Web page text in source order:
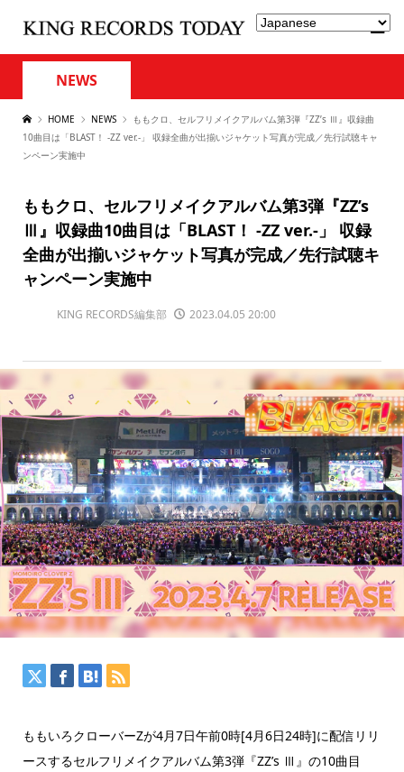
NEWS
HOME NEWS
ももクロ、セルフリメイクアルバム第3弾『ZZ’s Ⅲ』収録曲
10曲目は「BLAST！ -ZZ ver.-」 収録全曲が出揃いジャケット写真が完成／先行試聴キャ
ンペーン実施中
ももクロ、セルフリメイクアルバム第3弾『ZZ’s
Ⅲ』収録曲10曲目は「BLAST！ -ZZ ver.-」 収録
全曲が出揃いジャケット写真が完成／先行試聴キ
ャンペーン実施中
KING RECORDS編集部 2023.04.05 20:00
ももいろクローバーZが4月7日午前0時[4月6日24時]に配信リリ
ースするセルフリメイクアルバム第3弾『ZZ’s Ⅲ』の10曲目